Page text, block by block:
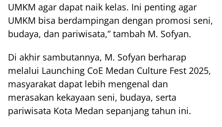
UMKM agar dapat naik kelas. Ini penting agar
UMKM bisa berdampingan dengan promosi seni,
budaya, dan pariwisata,” tambah M. Sofyan.
Di akhir sambutannya, M. Sofyan berharap
melalui Launching CoE Medan Culture Fest 2025,
masyarakat dapat lebih mengenal dan
merasakan kekayaan seni, budaya, serta
pariwisata Kota Medan sepanjang tahun ini.